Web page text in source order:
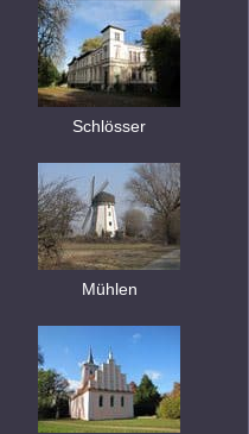
Schlösser
Mühlen